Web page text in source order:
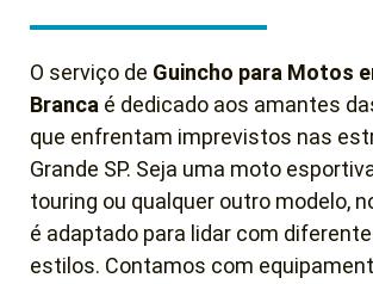
O serviço de Guincho para Motos
Branca é dedicado aos amantes
que enfrentam imprevistos nas
Grande SP. Seja uma moto
touring ou qualquer outro modelo,
é adaptado para lidar com
estilos. Contamos com